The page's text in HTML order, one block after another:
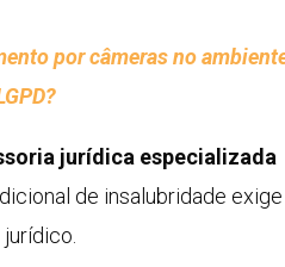
por câmeras no
jurídica especializada
de insalubridade exige